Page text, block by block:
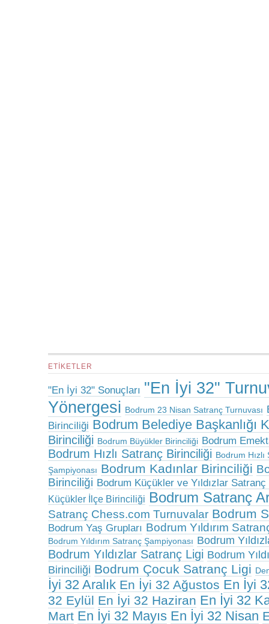
ETIKETLER
"En İyi 32" Sonuçları "En İyi 32"
Yönergesi Bodrum 23 Nisan Satranç Turnuvası
Birinciliği Bodrum Belediye Başkanlığı
Birinciliği Bodrum Büyükler Birinciliği Bodrum
Bodrum Hızlı Satranç Birinciliği Bodrum Hızlı
Şampiyonası Bodrum Kadınlar Birinciliği
Birinciliği Bodrum Küçükler ve Yıldızlar
Küçükler İlçe Birinciliği Bodrum Satranç
Satranç Chess.com Turnuvalar Bodrum
Bodrum Yaş Grupları Bodrum Yıldırım
Bodrum Yıldırım Satranç Şampiyonası Bodrum
Bodrum Yıldızlar Satranç Ligi Bodrum
Birinciliği Bodrum Çocuk Satranç Ligi
İyi 32 Aralık En İyi 32 Ağustos En İyi
32 Eylül En İyi 32 Haziran En İyi 32
Mart En İyi 32 Mayıs En İyi 32 Nisan